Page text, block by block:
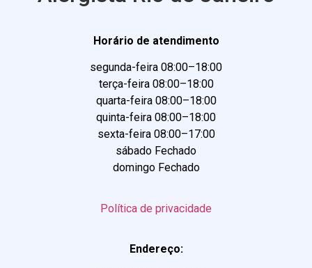
Horário de atendimento
segunda-feira 08:00–18:00
terça-feira 08:00–18:00
quarta-feira 08:00–18:00
quinta-feira 08:00–18:00
sexta-feira 08:00–17:00
sábado Fechado
domingo Fechado
Política de privacidade
Endereço: